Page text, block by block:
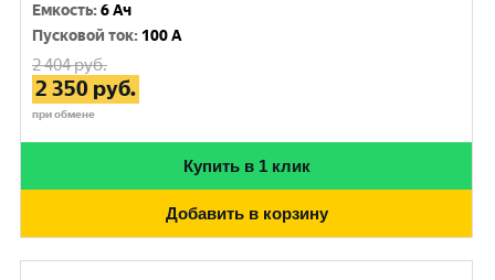
Емкость:6 Ач
Пусковой ток: 100 A
2 404руб.
2 350 руб.
при обмене
Купить в 1 клик
Добавить в корзину